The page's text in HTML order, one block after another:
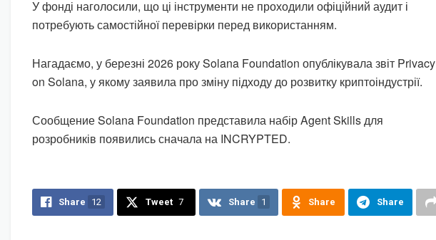
У фонді наголосили, що ці інструменти не проходили офіційний аудит і
потребують самостійної перевірки перед використанням.
Нагадаємо, у березні 2026 року Solana Foundation опублікувала звіт Privacy
on Solana, у якому заявила про зміну підходу до розвитку криптоіндустрії.
Сообщение Solana Foundation представила набір Agent Skills для
розробників появились сначала на INCRYPTED.
Share 12 Tweet 7 Share 1 Share Share